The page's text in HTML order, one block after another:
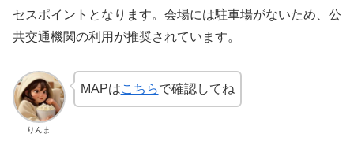
セスポイントとなります。会場には駐車場がないため、公
共交通機関の利用が推奨されています。
りんま
MAPはこちらで確認してね